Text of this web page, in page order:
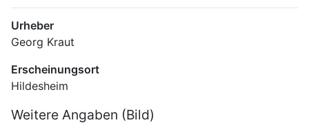
Urheber
Georg Kraut
Erscheinungsort
Hildesheim
Weitere Angaben (Bild)